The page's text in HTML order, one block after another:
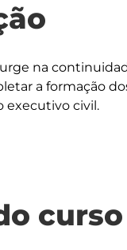
na
a formação
curso